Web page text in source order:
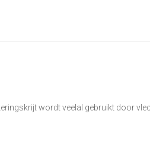
wordt veelal gebruikt door